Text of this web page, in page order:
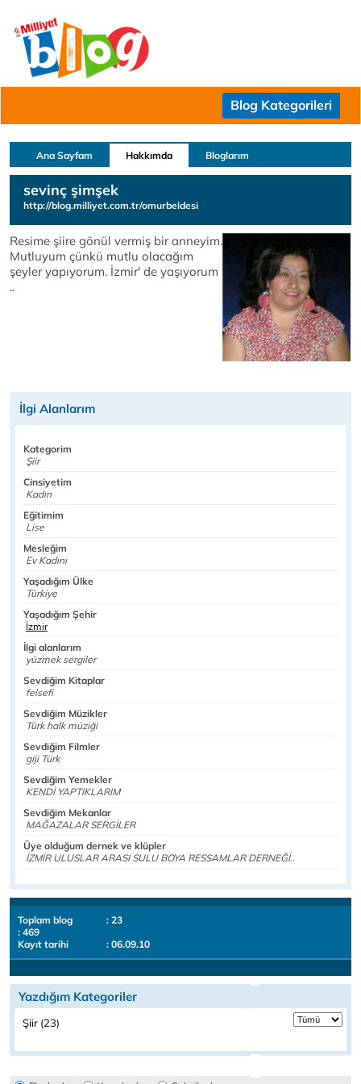
Blog Kategorileri
Ana Sayfam Hakkımda Bloglarım
sevinç şimşek
http://blog.milliyet.com.tr/omurbeldesi
Resime şiire gönül vermiş bir anneyim.
Mutluyum çünkü mutlu olacağım
şeyler yapıyorum. İzmir' de yaşıyorum
..
İlgi Alanlarım
Kategorim
Şiir
Cinsiyetim
Kadın
Eğitimim
Lise
Mesleğim
Ev Kadını
Yaşadığım Ülke
Türkiye
Yaşadığım Şehir
İzmir
İlgi alanlarım
yüzmek sergiler
Sevdiğim Kitaplar
felsefi
Sevdiğim Müzikler
Türk halk müziği
Sevdiğim Filmler
giji Türk
Sevdiğim Yemekler
KENDİ YAPTIKLARIM
Sevdiğim Mekanlar
MAĞAZALAR SERGİLER
Üye olduğum dernek ve klüpler
İZMİR ULUSLAR ARASI SULU BOYA RESSAMLAR DERNEĞİ..
Toplam blog
: 23
: 469
Kayıt tarihi
: 06.09.10
Yazdığım Kategoriler
Şiir (23)